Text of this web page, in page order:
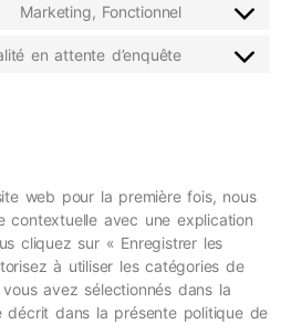
Marketing, Fonctionnel
en attente d’enquête
web pour la première fois, nous
contextuelle avec une explication
cliquez sur « Enregistrer les
à utiliser les catégories de
avez sélectionnés dans la
décrit dans la présente politique de